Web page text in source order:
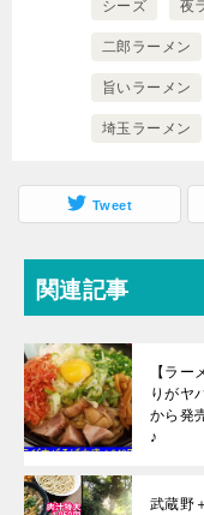
シーズ 夜
二郎ラーメン
旨いラーメン
埼玉ラーメン
Tweet
関連記事
【ラ
りがヤ
から発
♪
武蔵野